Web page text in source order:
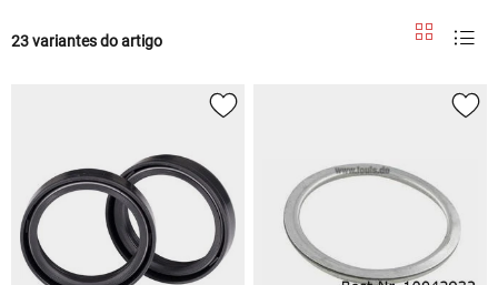
23 variantes do artigo